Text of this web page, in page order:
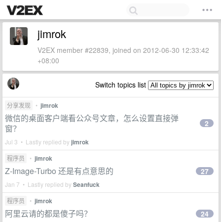
jimrok
V2EX member #22839, joined on 2012-06-30 12:33:42
+08:00
Switch topics list
分享发现 • jimrok
微信的桌面客户端看公众号文章，怎么设置直接弹
窗？
Jul 3 • Lastly replied by jimrok
2
程序员 • jimrok
Z-Image-Turbo 还是有点意思的
Jan 7 • Lastly replied bySeanfuck
27
程序员 • jimrok
阿里云请的都是傻子吗？ 24